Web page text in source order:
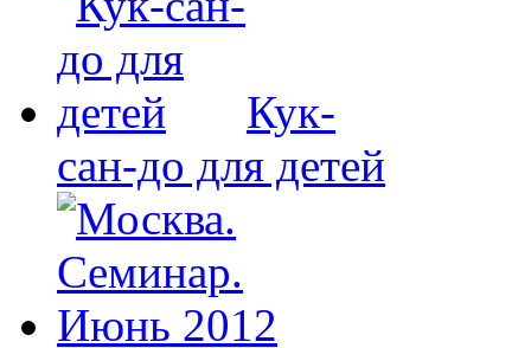
Кук-
сан-до для детей